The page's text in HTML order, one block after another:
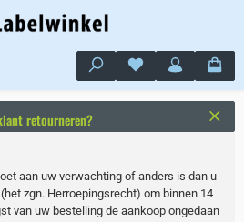
Je hebt 0 items op
retourneren?
aan uw verwachting of anders is dan u
zgn. Herroepingsrecht) om binnen 14
van uw bestelling de aankoop ongedaan